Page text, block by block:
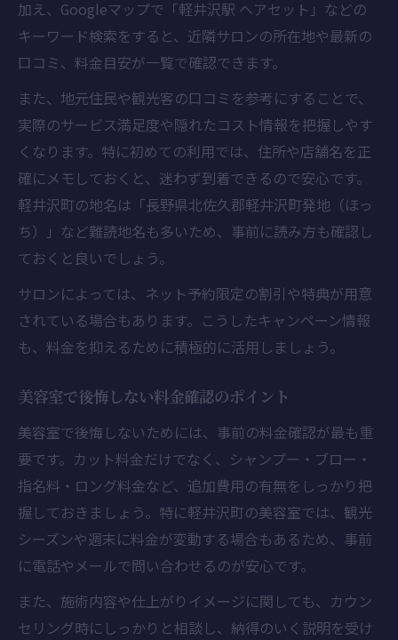
加え、Googleマップで「軽井沢駅 ヘアセット」などの
キーワード検索をすると、近隣サロンの所在地や最新の
口コミ、料金目安が一覧で確認できます。
また、地元住民や観光客の口コミを参考にすることで、
実際のサービス満足度や隠れたコスト情報を把握しやす
くなります。特に初めての利用では、住所や店舗名を正
確にメモしておくと、迷わず到着できるので安心です。
軽井沢町の地名は「長野県北佐久郡軽井沢町発地（ほっ
ち）」など難読地名も多いため、事前に読み方も確認し
ておくと良いでしょう。
サロンによっては、ネット予約限定の割引や特典が用意
されている場合もあります。こうしたキャンペーン情報
も、料金を抑えるために積極的に活用しましょう。
美容室で後悔しない料金確認のポイント
美容室で後悔しないためには、事前の料金確認が最も重
要です。カット料金だけでなく、シャンプー・ブロー・
指名料・ロング料金など、追加費用の有無をしっかり把
握しておきましょう。特に軽井沢町の美容室では、観光
シーズンや週末に料金が変動する場合もあるため、事前
に電話やメールで問い合わせるのが安心です。
また、施術内容や仕上がりイメージに関しても、カウン
セリング時にしっかりと相談し、納得のいく説明を受け